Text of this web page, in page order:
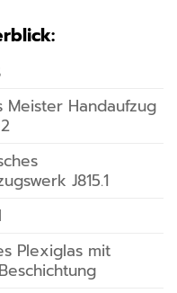
Meister Handaufzug
J815.1
Plexiglas mit